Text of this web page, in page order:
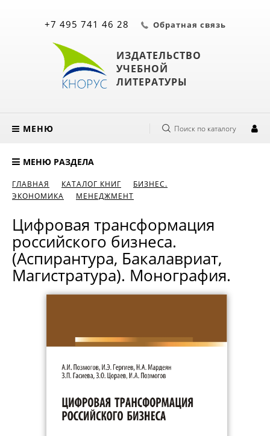
ИЗДАТЕЛЬСТВО
УЧЕБНОЙ
ЛИТЕРАТУРЫ
+7 495 741 46 28 Обратная связь
МЕНЮ Поиск по каталогу
МЕНЮ РАЗДЕЛА
ГЛАВНАЯ КАТАЛОГ КНИГ
БИЗНЕС.
ЭКОНОМИКА
МЕНЕДЖМЕНТ
Цифровая трансформация
российского бизнеса.
(Аспирантура, Бакалавриат,
Магистратура). Монография.